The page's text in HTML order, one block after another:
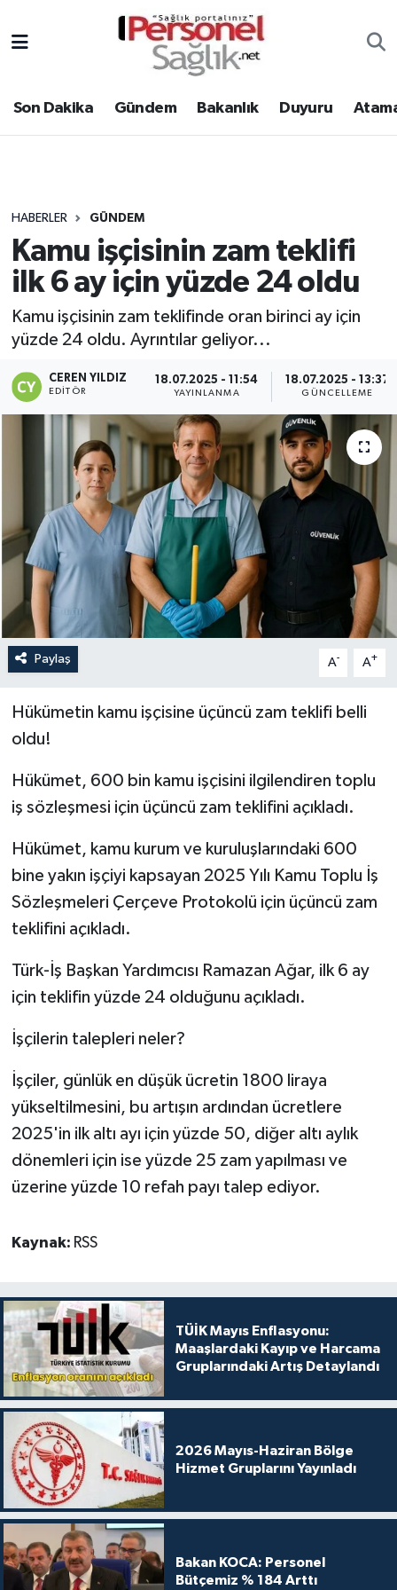
Son Dakika Gündem Bakanlık Duyuru
HABERLER GÜNDEM
Kamu işçisinin zam teklifi
ilk 6 ay için yüzde 24 oldu
Kamu işçisinin zam teklifinde oran birinci ay için
yüzde 24 oldu. Ayrıntılar geliyor...
CEREN YILDIZ
EDITÖR
18.07.2025 - 11:54
YAYINLANMA
18.07.2025 - 13:37
GÜNCELLEME
Paylaş A- A+
Hükümetin kamu işçisine üçüncü zam teklifi belli
oldu!
Hükümet, 600 bin kamu işçisini ilgilendiren toplu
iş sözleşmesi için üçüncü zam teklifini açıkladı.
Hükümet, kamu kurum ve kuruluşlarındaki 600
bine yakın işçiyi kapsayan 2025 Yılı Kamu Toplu İş
Sözleşmeleri Çerçeve Protokolü için üçüncü zam
teklifini açıkladı.
Türk-İş Başkan Yardımcısı Ramazan Ağar, ilk 6 ay
için teklifin yüzde 24 olduğunu açıkladı.
İşçilerin talepleri neler?
İşçiler, günlük en düşük ücretin 1800 liraya
yükseltilmesini, bu artışın ardından ücretlere
2025'in ilk altı ayı için yüzde 50, diğer altı aylık
dönemleri için ise yüzde 25 zam yapılması ve
üzerine yüzde 10 refah payı talep ediyor.
Kaynak: RSS
TÜİK Mayıs Enflasyonu:
Maaşlardaki Kayıp ve Harcama
Gruplarındaki Artış Detaylandı
2026 Mayıs-Haziran Bölge
Hizmet Gruplarını Yayınladı
Bakan KOCA: Personel
Bütçemiz % 184 Arttı
Gündem
Atamalar
Mevzuat
Sendika
Kpss - Sınav
Nöbetçi Eczaneler
Hava Durumu
Tüm Manşetler
Son Dakika Haberleri
Haber Arşivi